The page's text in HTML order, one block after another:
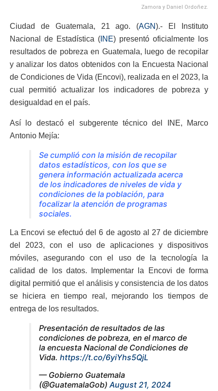
Zamora y Daniel Ordoñez.
Ciudad de Guatemala, 21 ago. (AGN).- El Instituto
Nacional de Estadística ( INE) presentó oficialmente los
resultados de pobreza en Guatemala, luego de recopilar
y analizar los datos obtenidos con la Encuesta Nacional
de Condiciones de Vida (Encovi), realizada en el 2023, la
cual permitió actualizar los indicadores de pobreza y
desigualdad en el país.
Así lo destacó el subgerente técnico del INE, Marco
Antonio Mejía:
Se cumplió con la misión de recopilar
datos estadísticos, con los que se
genera información actualizada acerca
de los indicadores de niveles de vida y
condiciones de la población, para
focalizar la atención de programas
sociales.
La Encovi se efectuó del 6 de agosto al 27 de diciembre
del 2023, con el uso de aplicaciones y dispositivos
móviles, asegurando con el uso de la tecnología la
calidad de los datos. Implementar la Encovi de forma
digital permitió que el análisis y consistencia de los datos
se hiciera en tiempo real, mejorando los tiempos de
entrega de los resultados.
Presentación de resultados de las
condiciones de pobreza, en el marco de
la encuesta Nacional de Condiciones de
Vida. https://t.co/6yiYhs5QjL
— Gobierno Guatemala
(@GuatemalaGob) August 21, 2024